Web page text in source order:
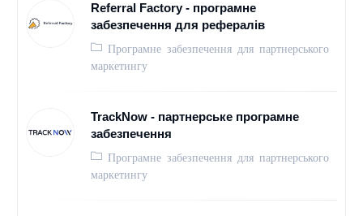
Referral Factory - програмне
забезпечення для рефералів
Програмне забезпечення для партнерського
маркетингу
TrackNow - партнерське програмне
забезпечення
Програмне забезпечення для партнерського
маркетингу